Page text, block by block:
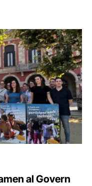
al Govern